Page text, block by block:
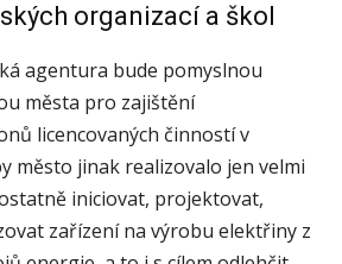
organizací a škol
agentura bude pomyslnou
města pro zajištění
licencovaných činností v
město jinak realizovalo jen velmi
iniciovat, projektovat,
zařízení na výrobu elektřiny z